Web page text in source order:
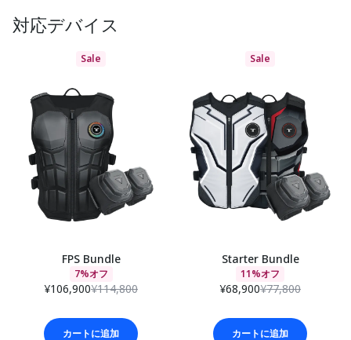
対応デバイス
Sale
FPS Bundle
7%オフ
¥106,900¥114,800
カートに追加
Sale
Starter Bundle
11%オフ
¥68,900¥77,800
カートに追加